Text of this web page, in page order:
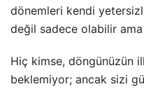
dönemleri kendi
değil sadece olabilir
Hiç kimse, döngünüzün
beklemiyor; ancak sizi